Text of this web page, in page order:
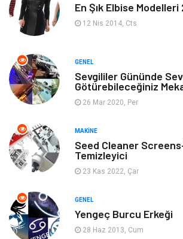
Ev Dekorasyon
Anne & Çocuk Genel
Ev İşleri
Gençlik & Eğlence
Mobilya
Evlilik Rehberi
Astroloji Keyfinizi
En Şık Elbise Modelleri
12 Nis 2014, Cts
GENEL
Sevgililer Gününde
Götürebileceğiniz
26 Mar 2020, Per
MAKINE
Seed Cleaner
Temizleyici
23 Kas 2022, Çar
GENEL
Yengeç Burcu Erkeği
28 Haz 2013, Cum